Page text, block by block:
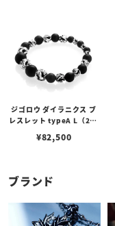
ジゴロウ ダイラニクス ブ
レスレット typeA L（21c
¥82,500
ブランド